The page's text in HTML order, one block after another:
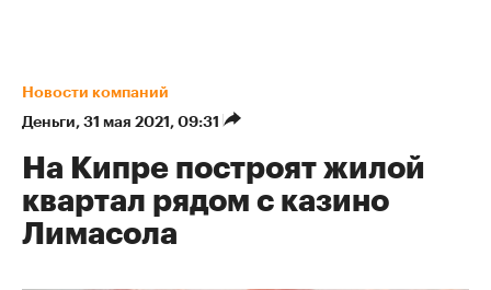
Новости компаний
Деньги⁠, 31 мая 2021, 09:31
На Кипре построят жилой
квартал рядом с казино
Лимасола